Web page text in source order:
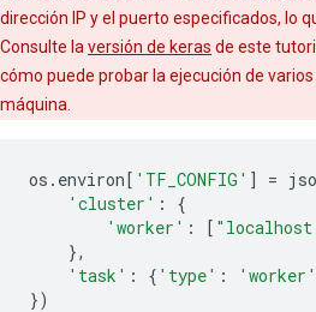
dirección IP y el puerto especificados, lo
Consulte la versión de keras de este
cómo puede probar la ejecución de
máquina.
os . environ[ 'TF_CONFIG' ] =
'cluster' :
{
'worker' : [
},
'task' : { 'type' : 'worker'
})